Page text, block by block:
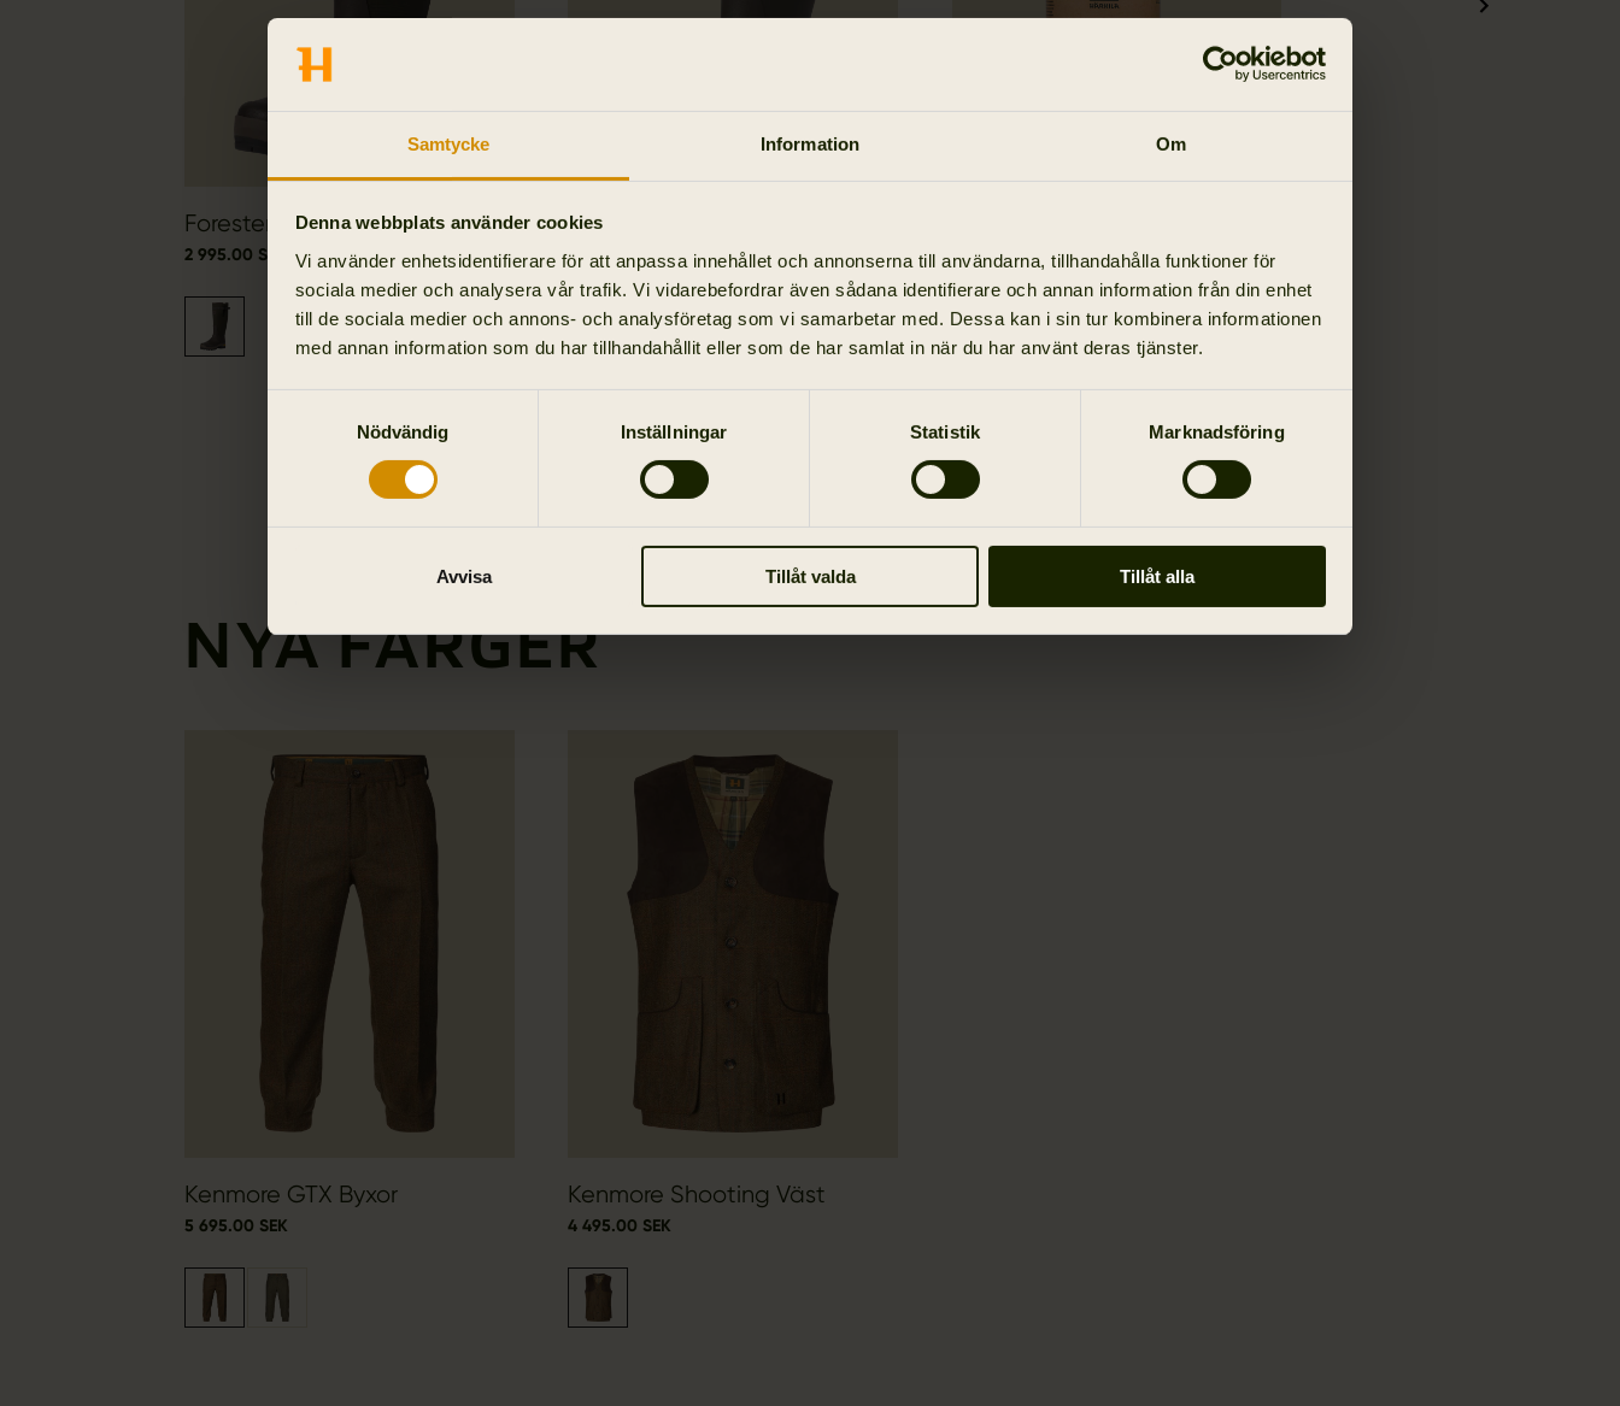
Samtycke Information Om
Denna webbplats använder cookies
Vi använder enhetsidentifierare för att anpassa innehållet och annonserna till användarna, tillhandahålla funktioner för
sociala medier och analysera vår trafik. Vi vidarebefordrar även sådana identifierare och annan information från din enhet
till de sociala medier och annons- och analysföretag som vi samarbetar med. Dessa kan i sin tur kombinera informationen
med annan information som du har tillhandahållit eller som de har samlat in när du har använt deras tjänster.
Nödvändig
Inställningar Statistik Marknadsföring
Avvisa Tillåt valda Tillåt alla
Forester Textile Gummistövel
2 995.00 SEK
Forester Gusset Gummistövel
2 495.00 SEK 275.00 SEK
NYA FÄRGER
Kenmore GTX Byxor
5 695.00 SEK
Kenmore Shooting Väst
4 495.00 SEK